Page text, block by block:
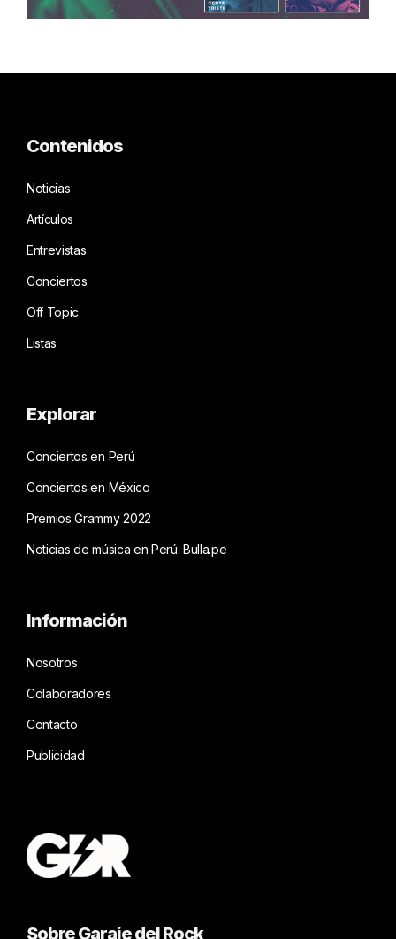
Contenidos
Noticias
Artículos
Entrevistas
Conciertos
Off Topic
Listas
Explorar
Conciertos en Perú
Conciertos en México
Premios Grammy 2022
Noticias de música en Perú: Bulla.pe
Información
Nosotros
Colaboradores
Contacto
Publicidad
Sobre Garaje del Rock